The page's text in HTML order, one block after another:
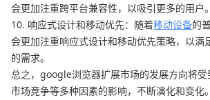
会更加注重跨平台兼容性，以吸引更多的用户。
10. 响应式设计和移动优先：随着移动设备的
会更加注重响应式设计和移动优先策略，以满
的需求。
总之，google浏览器扩展市场的发展方向将受
市场竞争等多种因素的影响，不断演化和变化。